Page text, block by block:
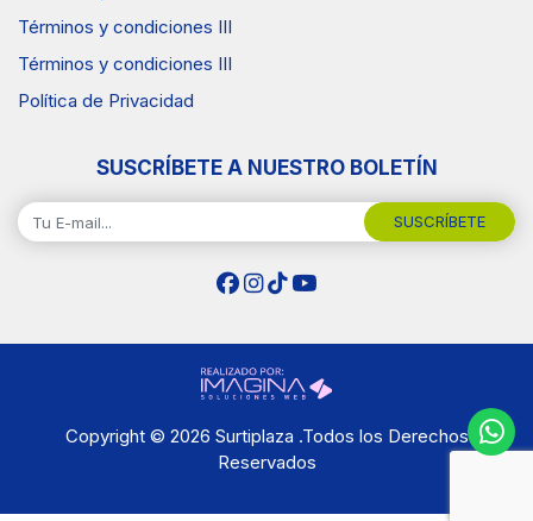
Términos y condiciones III
Términos y condiciones III
Política de Privacidad
SUSCRÍBETE A NUESTRO BOLETÍN
SUSCRÍBETE
Copyright © 2026 Surtiplaza .Todos los Derechos
Reservados